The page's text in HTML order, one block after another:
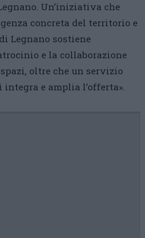
Un’iniziativa che
concreta del territorio e
Legnano sostiene
e la collaborazione
oltre che un servizio
integra e amplia l’offerta».